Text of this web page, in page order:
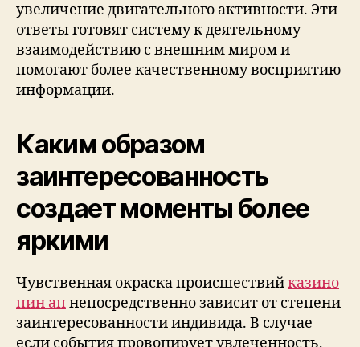
увеличение двигательного активности. Эти
ответы готовят систему к деятельному
взаимодействию с внешним миром и
помогают более качественному восприятию
информации.
Каким образом
заинтересованность
создает моменты более
яркими
Чувственная окраска происшествийказино
пин апнепосредственно зависит от степени
заинтересованности индивида. В случае